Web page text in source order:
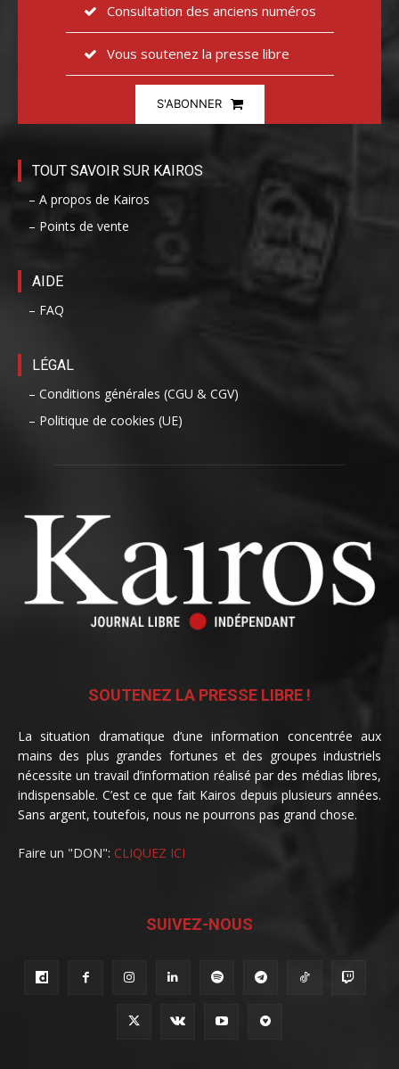
Consultation des anciens numéros
Vous soutenez la presse libre
S'ABONNER
TOUT SAVOIR SUR KAIROS
– A propos de Kairos
– Points de vente
AIDE
– FAQ
LÉGAL
– Conditions générales (CGU & CGV)
– Politique de cookies (UE)
SOUTENEZ LA PRESSE LIBRE !
La situation dramatique d’une information concentrée aux
mains des plus grandes fortunes et des groupes industriels
nécessite un travail d’information réalisé par des médias libres,
indispensable. C’est ce que fait Kairos depuis plusieurs années.
Sans argent, toutefois, nous ne pourrons pas grand chose.
Faire un "DON": CLIQUEZ ICI
SUIVEZ-NOUS